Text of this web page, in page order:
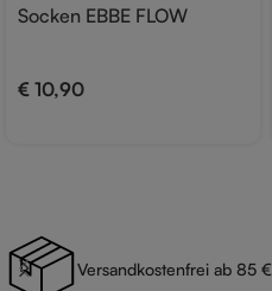
Socken EBBE FLOW
€ 10,90
Versandkostenfrei ab 85 €